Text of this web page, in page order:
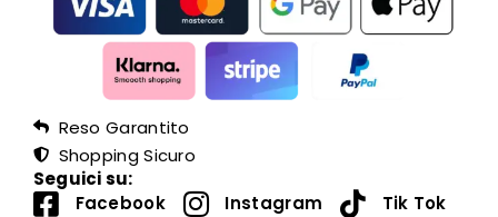
Reso Garantito
Shopping Sicuro
Seguici su:
Facebook
Instagram Tik Tok